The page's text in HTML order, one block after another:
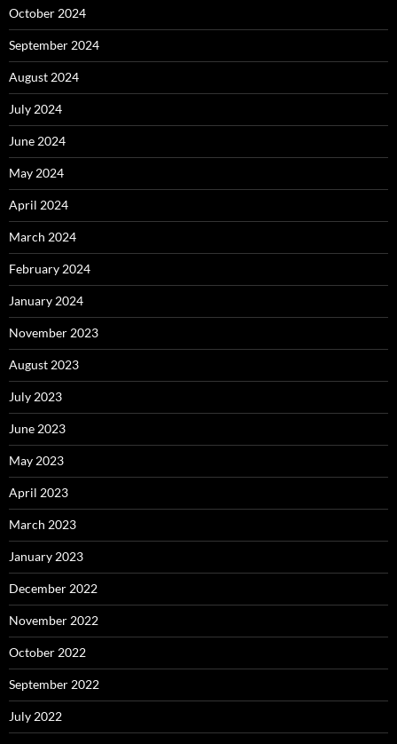
October 2024
September 2024
August 2024
July 2024
June 2024
May 2024
April 2024
March 2024
February 2024
January 2024
November 2023
August 2023
July 2023
June 2023
May 2023
April 2023
March 2023
January 2023
December 2022
November 2022
October 2022
September 2022
July 2022